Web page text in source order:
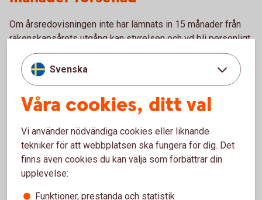
Om årsredovisningen inte har lämnats in 15 månader från
räkenskapsårets utgång kan styrelsen och vd bli personligt
ansvariga för bolagets skulder. Bolaget drabbas dessutom
av höga förseningsavgifter.
Personen har gått i borgen för
bolagets åtaganden
Den sannolikt vanligaste orsaken till att ett personligt
betalningsansvar uppkommer är att företrädare för bolaget
har gått i personlig borgen för en kredit eller lån i bolaget.
Svenska
Våra cookies, ditt val
Vi använder nödvändiga cookies eller liknande
tekniker för att webbplatsen ska fungera för dig. Det
finns även cookies du kan välja som förbättrar din
upplevelse:
Funktioner, prestanda och statistik